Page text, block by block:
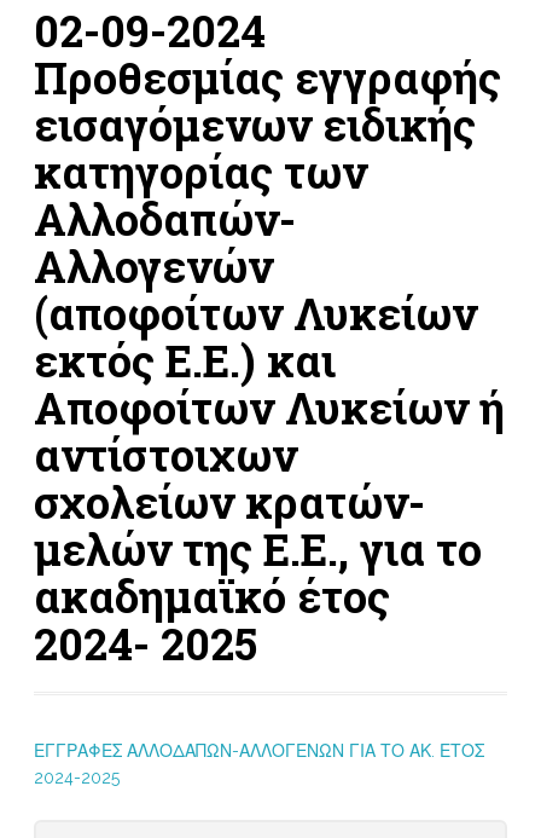
02-09-2024
Προθεσμίας εγγραφής
εισαγόμενων ειδικής
κατηγορίας των
Αλλοδαπών-
Αλλογενών
(αποφοίτων Λυκείων
εκτός Ε.Ε.) και
Αποφοίτων Λυκείων ή
αντίστοιχων
σχολείων κρατών-
μελών της Ε.Ε., για το
ακαδημαϊκό έτος
2024- 2025
ΕΓΓΡΑΦΕΣ ΑΛΛΟΔΑΠΩΝ-ΑΛΛΟΓΕΝΩΝ ΓΙΑ ΤΟ ΑΚ. ΕΤΟΣ
2024-2025